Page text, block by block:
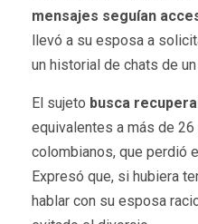
mensajes seguían
llevó a su esposa a
un historial de chats de
El sujeto busca
equivalentes a más de
colombianos, que perdió
Expresó que, si hubiera
hablar con su esposa